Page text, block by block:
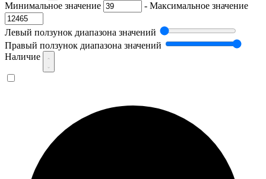
Минимальное значение - Максимальное значение
Левый ползунок диапазона значений
Правый ползунок диапазона значений
Наличие